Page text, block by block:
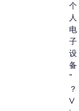
个
人
电
子
设
备
”
？
V